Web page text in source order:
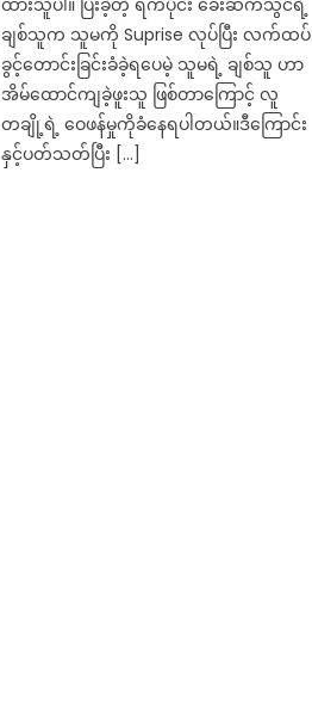
ထားသူပါ။ ပြီးခဲ့တဲ့ ရက်ပိုင်း ခေးဆက်သွင်ရဲ့
ချစ်သူက သူမကို Suprise လုပ်ပြီး လက်ထပ်
ခွင့်တောင်းခြင်းခံခဲ့ရပေမဲ့ သူမရဲ့ ချစ်သူ ဟာ
အိမ်ထောင်ကျခဲ့ဖူးသူ ဖြစ်တာကြောင့် လူ
တချို့ရဲ့ ဝေဖန်မှုကိုခံနေရပါတယ်။ဒီကြောင်း
နှင့်ပတ်သတ်ပြီး […]